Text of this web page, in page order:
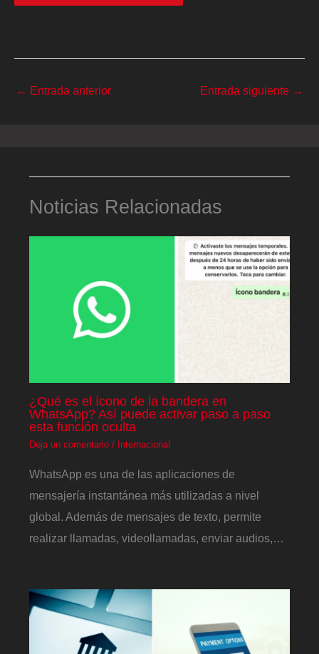
← Entrada anterior Entrada siguiente →
Noticias Relacionadas
¿Qué es el ícono de la bandera en
WhatsApp? Así puede activar paso a paso
esta función oculta
Deja un comentario / Internacional
WhatsApp es una de las aplicaciones de
mensajería instantánea más utilizadas a nivel
global. Además de mensajes de texto, permite
realizar llamadas, videollamadas, enviar audios,…